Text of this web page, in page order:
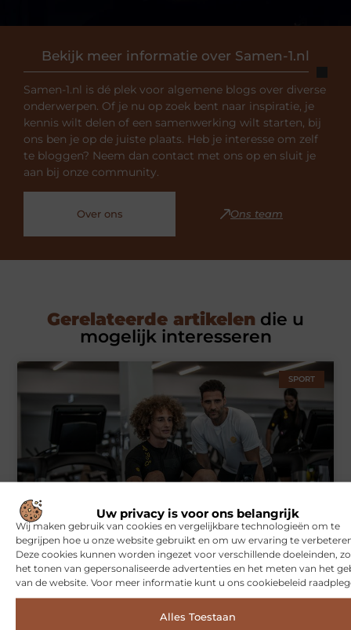
Uw privacy is voor ons belangrijk
Wij maken gebruik van cookies en vergelijkbare technologieën om te
begrijpen hoe u onze website gebruikt en om uw ervaring te
Deze cookies kunnen worden ingezet voor verschillende doeleinden,
het tonen van gepersonaliseerde advertenties en het meten van het
van de website. Voor meer informatie kunt u ons cookiebeleid
Alles Toestaan
Bekijk meer informatie over Samen-1.nl
Samen-1.nl is dé plek voor algemene blogs over diverse
onderwerpen. Of je nu op zoek bent naar inspiratie, je
kennis wilt delen of een samenwerking wilt starten, bij
ons ben je op de juiste plaats. Heb je interesse om zelf
te bloggen? Neem dan contact met ons op en sluit je
aan bij onze community.
Over ons Ons team
Gerelateerde artikelen die u
mogelijk interesseren
SPORT
Symbiont360: Innovatieve EMS-training in Utrecht voor een
effectieve workout